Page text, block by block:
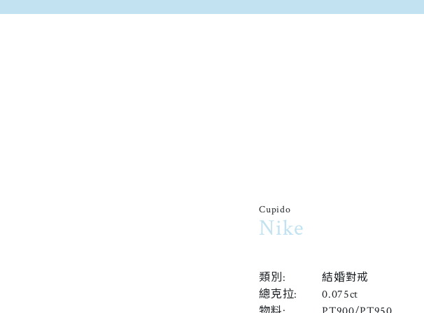
Cupido
Nike
類別:
結婚對戒
總克拉:
0.075ct